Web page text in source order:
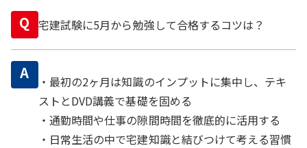
Q 宅建試験に5月から勉強して合格するコツは？
A
・最初の2ヶ月は知識のインプットに集中し、テキ
ストとDVD講義で基礎を固める
・通勤時間や仕事の隙間時間を徹底的に活用する
・日常生活の中で宅建知識と結びつけて考える習慣